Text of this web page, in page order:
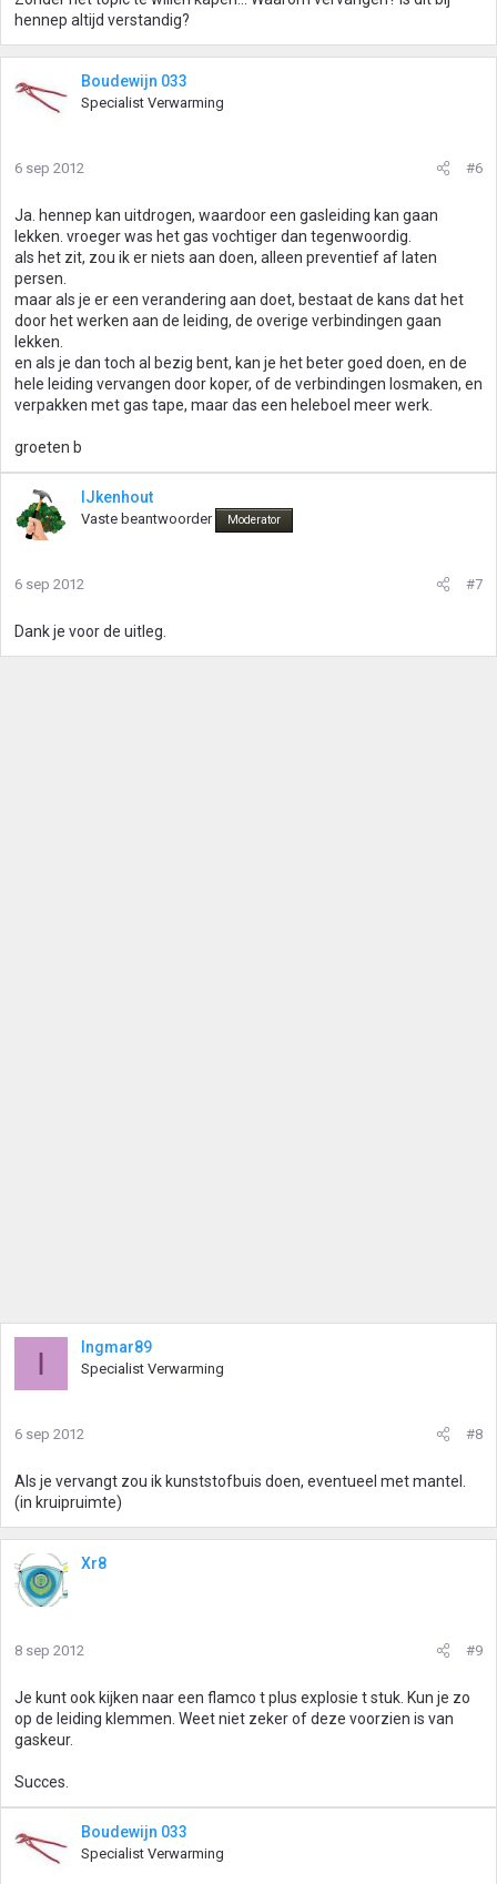
hennep altijd verstandig?
Boudewijn 033
Specialist Verwarming
6 sep 2012 #6
Ja. hennep kan uitdrogen, waardoor een gasleiding kan gaan
lekken. vroeger was het gas vochtiger dan tegenwoordig.
als het zit, zou ik er niets aan doen, alleen preventief af laten
persen.
maar als je er een verandering aan doet, bestaat de kans dat het
door het werken aan de leiding, de overige verbindingen gaan
lekken.
en als je dan toch al bezig bent, kan je het beter goed doen, en de
hele leiding vervangen door koper, of de verbindingen losmaken, en
verpakken met gas tape, maar das een heleboel meer werk.
groeten b
IJkenhout
Vaste beantwoorder Moderator
6 sep 2012 #7
Dank je voor de uitleg.
I Ingmar89
Specialist Verwarming
6 sep 2012 #8
Als je vervangt zou ik kunststofbuis doen, eventueel met mantel.
(in kruipruimte)
Xr8
8 sep 2012 #9
Je kunt ook kijken naar een flamco t plus explosie t stuk. Kun je zo
op de leiding klemmen. Weet niet zeker of deze voorzien is van
gaskeur.
Succes.
Boudewijn 033
Specialist Verwarming